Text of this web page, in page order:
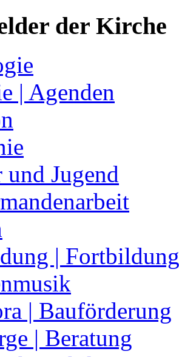
der Kirche
| Agenden
Jugend
| Fortbildung
| Bauförderung
| Beratung